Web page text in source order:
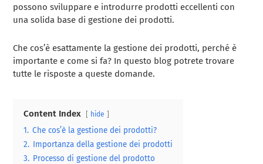
possono sviluppare e introdurre prodotti eccellenti con
una solida base di gestione dei prodotti.
Che cos’è esattamente la gestione dei prodotti, perché è
importante e come si fa? In questo blog potrete trovare
tutte le risposte a queste domande.
Content Index hide
1. Che cos’è la gestione dei prodotti?
2. Importanza della gestione dei prodotti
3. Processo di gestione del prodotto